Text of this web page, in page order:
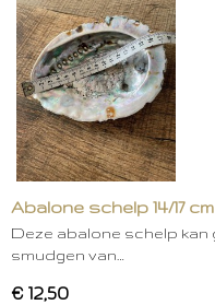
Abalone schelp 14/17 cm
Deze abalone schelp
smudgen van…
€ 12,50